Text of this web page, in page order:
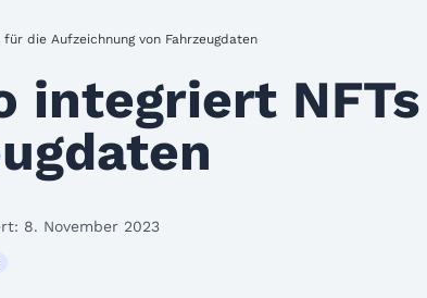
die Aufzeichnung von Fahrzeugdaten
integriert
8. November 2023